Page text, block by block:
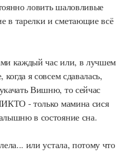
ловить шаловливые
в тарелки и сметающие всё
каждый час или, в лучшем
я совсем сдавалась,
Вишню, то сейчас
- только мамина сися
в состояние сна.
или устала, потому что